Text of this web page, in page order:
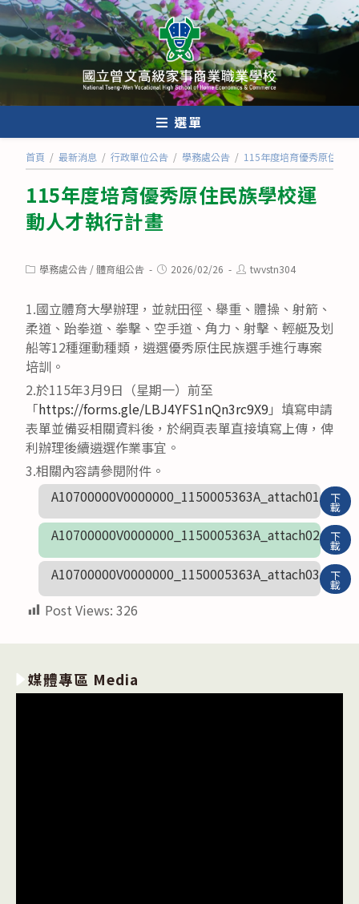
跳
轉
至
內
選單
首頁 / 最新消息 / 行政單位公告 / 學務處公告 / 115年度培育優秀原住民
115年度培育優秀原住民族學校運
動人才執行計畫
Post學務處公告 /體育組公告
Post2026/02/26
Posttwvstn304
1.國立體育大學辦理，並就田徑、舉重、體操、射箭、
柔道、跆拳道、拳擊、空手道、角力、射擊、輕艇及划
船等12種運動種類，遴選優秀原住民族選手進行專案
培訓。
2.於115年3月9日（星期一）前至
「https://forms.gle/LBJ4YFS1nQn3rc9X9」填寫申請
表單並備妥相關資料後，於網頁表單直接填寫上傳，俾
利辦理後續遴選作業事宜。
3.相關內容請參閱附件。
A10700000V0000000_1150005363A_attach01
下
載
A10700000V0000000_1150005363A_attach02 下
載
A10700000V0000000_1150005363A_attach03 下
載
Post Views: 326
媒體專區 Media